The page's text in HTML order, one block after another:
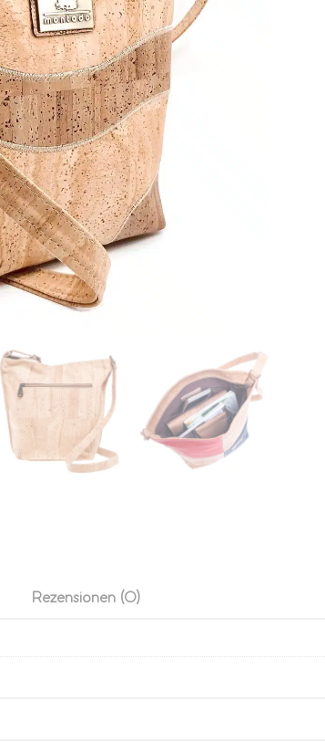
Rezensionen (0)